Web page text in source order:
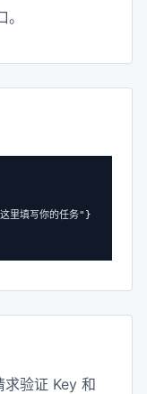
。
填写你的任务"}
验证 Key 和